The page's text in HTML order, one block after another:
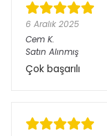
6 Aralık 2025
Cem K.
Satın Alınmış
Çok başarılı